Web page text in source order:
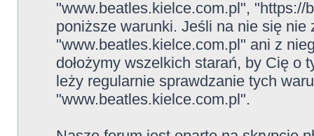
"www.beatles.kielce.com.pl",
poniższe warunki. Jeśli na nie się
"www.beatles.kielce.com.pl" ani z
dołożymy wszelkich starań, by Cię o
leży regularnie sprawdzanie tych
"www.beatles.kielce.com.pl".